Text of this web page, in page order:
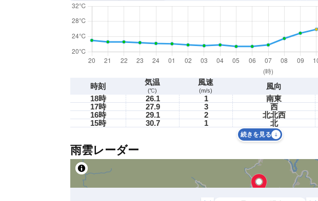
時刻 気温
(℃)
風速
(m/s) 風向
18時 26.1 1 南東
17時
27.9 3 西
16時
29.1 2 北北西
15時
30.7 1 北
続きを見る
雨雲レーダー